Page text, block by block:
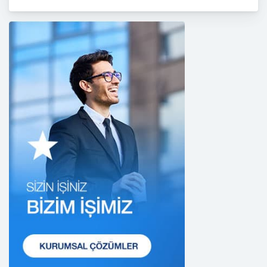
dürüstlük kurallarına uygun hareket etmekle
yükümlüdür. Bu kapsamda, orantılılık gereklilikleri
dikkate alınacakve kişisel verileri işleme amacı
dışında kullanmayacaktır.
2. Kişisel Verilerin Doğru ve Gerektiğinde
Güncel Olmasını Sağlama
CB Gayrimenkul Franchising Pazarlama ve
Danışmanlık Hizmetleri A.Ş.; kişisel veri sahiplerinin
temel haklarını ve kendi meşru menfaatlerini
dikkate alarak işlediği kişisel verilerin doğru ve
güncel olmasını sağlamakla ve bu doğrultuda
gerekli tedbirleri almak için gerekli sistemleri
kurmakla yükümlüdür.
3. Belirli, Açık ve Meşru Amaçlarla İşleme
Danışmanlık Hizmetleri A.Ş.; kişisel verilerin hangi
amaçla işleneceğini belirlemekle ve bu amaçları